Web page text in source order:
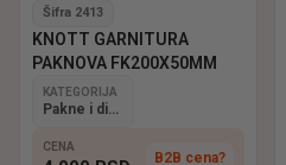
Šifra 2413
KNOTT GARNITURA
PAKNOVA FK200X50MM
KATEGORIJA
CENA
B2B cena?